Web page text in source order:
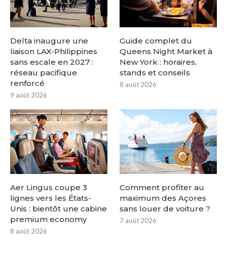
Delta inaugure une
liaison LAX‑Philippines
sans escale en 2027 :
réseau pacifique
renforcé
9 août 2026
Guide complet du
Queens Night Market à
New York : horaires,
stands et conseils
8 août 2026
Aer Lingus coupe 3
lignes vers les États-
Unis : bientôt une cabine
premium economy
8 août 2026
Comment profiter au
maximum des Açores
sans louer de voiture ?
7 août 2026